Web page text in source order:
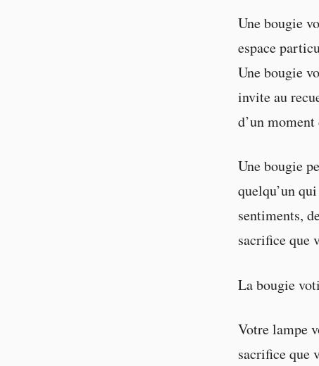
Une bougie
espace
Une bougie
invite au
d’un
Une bougie
quelqu’un
sentiments,
sacrifice que
La bougie
Votre lampe
sacrifice que